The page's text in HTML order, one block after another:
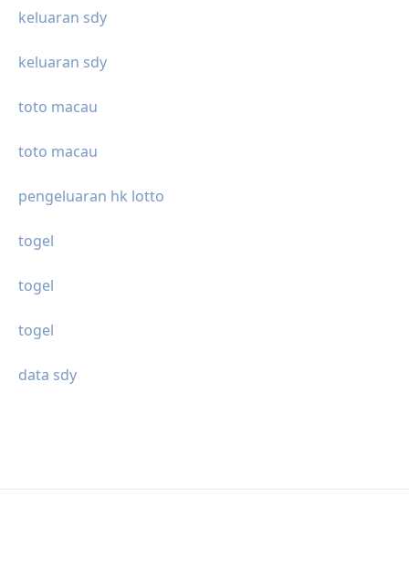
keluaran sdy
keluaran sdy
toto macau
toto macau
pengeluaran hk lotto
togel
togel
togel
data sdy